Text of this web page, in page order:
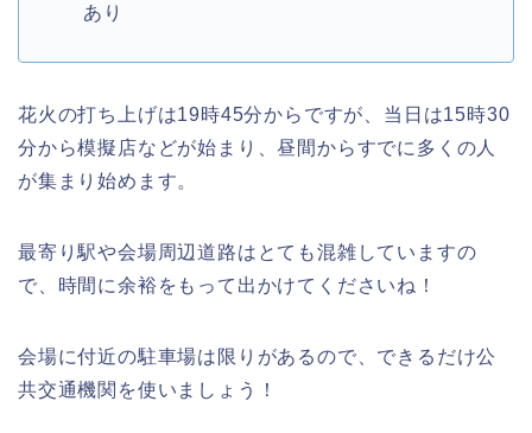
あり
花火の打ち上げは19時45分からですが、当日は15時30
分から模擬店などが始まり、昼間からすでに多くの人
が集まり始めます。
最寄り駅や会場周辺道路はとても混雑していますの
で、時間に余裕をもって出かけてくださいね！
会場に付近の駐車場は限りがあるので、できるだけ公
共交通機関を使いましょう！